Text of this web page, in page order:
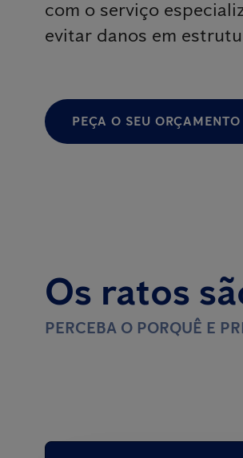
com o serviço
evitar danos em
PEÇA O SEU ORÇAMENTO
Os ratos
PERCEBA O PORQUÊ E